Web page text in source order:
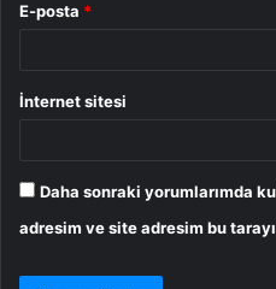
E-posta *
İnternet sitesi
Daha sonraki yorumlarımda
adresim ve site adresim bu